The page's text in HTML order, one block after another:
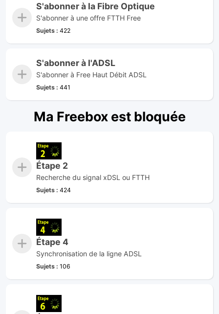
S'abonner à la Fibre Optique
S'abonner à une offre FTTH Free
Sujets : 422
S'abonner à l'ADSL
S'abonner à Free Haut Débit ADSL
Sujets : 441
Ma Freebox est bloquée
Étape 2
Recherche du signal xDSL ou FTTH
Sujets : 424
Étape 4
Synchronisation de la ligne ADSL
Sujets : 106